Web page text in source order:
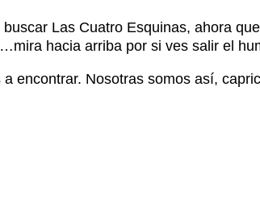
Las Cuatro Esquinas, ahora
hacia arriba por si ves salir el
encontrar. Nosotras somos así,